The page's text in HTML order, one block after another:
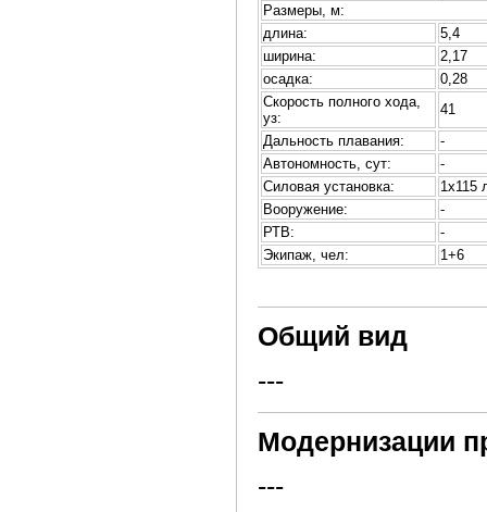
Размеры, м:
длина:
5,4
ширина:
2,17
осадка:
0,28
Скорость полного хода,
уз:
41
Дальность плавания:
-
Автономность, сут:
-
Силовая установка:
1х115
Вооружение:
-
РТВ:
-
Экипаж, чел:
1+6
Общий вид
---
Модернизации
---